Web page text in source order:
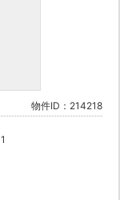
物件ID：214218